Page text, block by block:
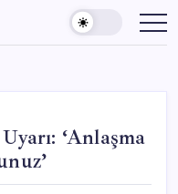
‘Anlaşma